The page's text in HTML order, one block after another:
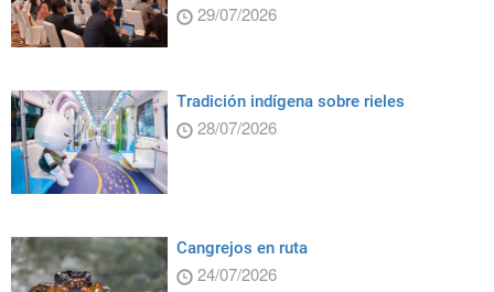
29/07/2026
Tradición indígena sobre rieles
28/07/2026
Cangrejos en ruta
24/07/2026